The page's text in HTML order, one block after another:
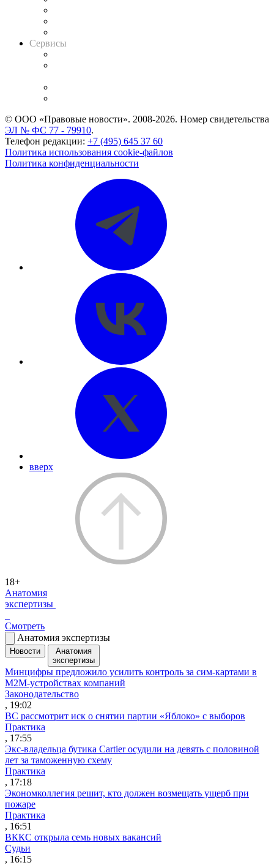
Сервисы
© ООО «Правовые новости». 2008-2026. Номер свидетельства
ЭЛ № ФС 77 - 79910.
Телефон редакции: +7 (495) 645 37 60
Политика использования cookie-файлов
Политика конфиденциальности
вверх
18+
Анатомия
экспертизы
Смотреть
Анатомия экспертизы
Новости
Анатомия
экспертизы
Минцифры предложило усилить контроль за сим-картами в
M2M-устройствах компаний
Законодательство
, 19:02
ВС рассмотрит иск о снятии партии «Яблоко» с выборов
Практика
, 17:55
Экс-владельца бутика Cartier осудили на девять с половиной
лет за таможенную схему
Практика
, 17:18
Экономколлегия решит, кто должен возмещать ущерб при
пожаре
Практика
, 16:51
ВККС открыла семь новых вакансий
Судьи
, 16:15